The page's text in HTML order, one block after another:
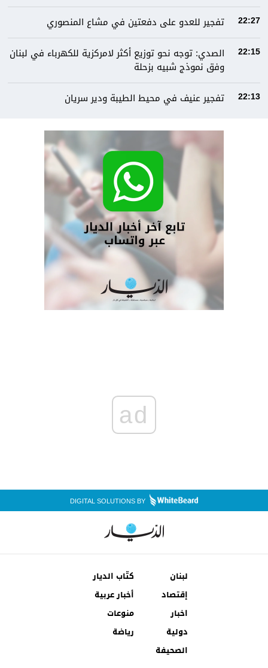
22:27 تفجير للعدو على دفعتين في مشاع المنصوري
22:15
الصدي: توجه نحو توزيع أكثر لامركزية للكهرباء في لبنان
وفق نموذج شبيه بزحلة
22:13 تفجير عنيف في محيط الطيبة ودير سريان
ad
DIGITAL SOLUTIONS BY
لبنان
كتّاب الديار
إقتصاد
أخبار عربية
اخبار
دولية
منوعات
رياضة
الصحيفة